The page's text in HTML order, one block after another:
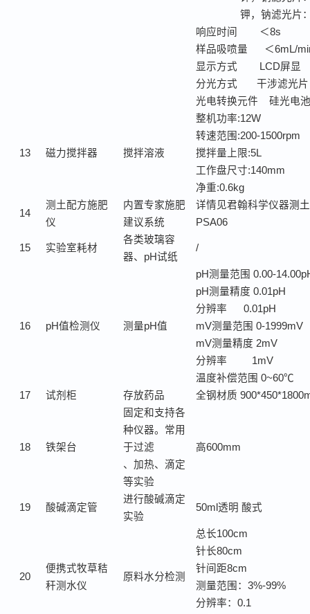
钾，钠滤光片
响应时间
＜8s
样品吸喷量
＜6mL/
显示方式 LCD屏显
分光方式
干涉滤光片
光电转换元件
硅光电池
13 磁力搅拌器 搅拌溶液
整机功率:12W
转速范围 :200-1500rpm
搅拌量上限:5L
工作盘尺寸:140mm
净重:0.6kg
14
测土配方施肥
仪
内置专家施肥
建议系统
详情见君翰科学仪器测
PSA06
15 实验室耗材
各类玻璃容
器、 pH试纸
/
16 pH值检测仪 测量pH值
pH测量范围 0.00-
pH测量精度 0.01pH
分辨率 0.01pH
mV测量范围 0-1999mV
mV测量精度 2mV
分辨率 1mV
温度补偿范围 0~60℃
17
试剂柜 存放药品 全钢材质
18 铁架台
固定和支持各
种仪器。常用
于过滤
、加热、滴定
等实验
高600mm
19 酸碱滴定管
进行酸碱滴定
实验
50ml 透明 酸式
20
便携式牧草秸
秆测水仪
原料水分检测
总长100cm
针长80cm
针间距8cm
测量范围： 3%-99%
分辨率： 0.1